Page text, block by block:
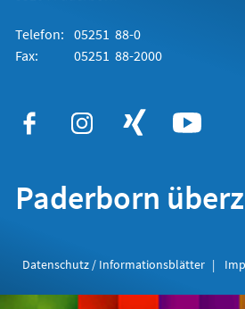
Telefon: 05251 88-0
Fax:
05251 88-2000
Paderborn
Datenschutz / Informationsblätter